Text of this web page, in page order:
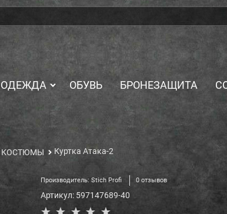
ОДЕЖДА ОБУВЬ БРОНЕЗАЩИТА
КОСТЮМЫ Куртка Атака-2
Производитель: Stich Profi 0 отзывов
Артикул: 597147689-40